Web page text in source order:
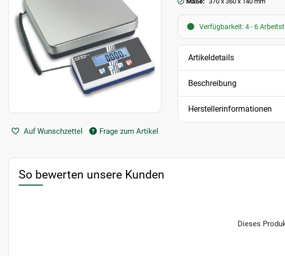
Auf Wunschzettel Frage zum Artikel
Verfügbarkeit: 4 - 6
Artikeldetails
Beschreibung
Herstellerinformationen
So bewerten unsere Kunden
Dieses